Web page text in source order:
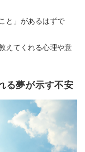
と」があるはずで
えてくれる心理や意
る夢が示す不安